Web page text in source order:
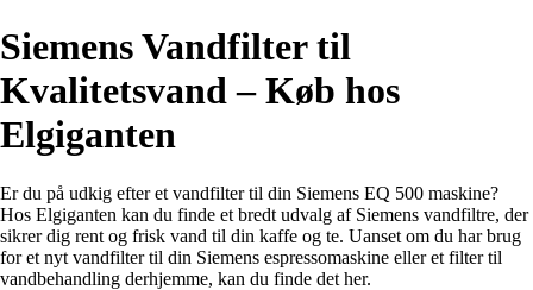
Siemens Vandfilter til
Kvalitetsvand – Køb hos
Elgiganten
Er du på udkig efter et vandfilter til din Siemens EQ 500 maskine?
Hos Elgiganten kan du finde et bredt udvalg af Siemens vandfiltre, der
sikrer dig rent og frisk vand til din kaffe og te. Uanset om du har brug
for et nyt vandfilter til din Siemens espressomaskine eller et filter til
vandbehandling derhjemme, kan du finde det her.